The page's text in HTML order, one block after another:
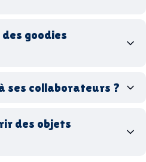
goodies hi-tech
goodies
ou en Europe,
ses collaborateurs ?
au bureau
des objets